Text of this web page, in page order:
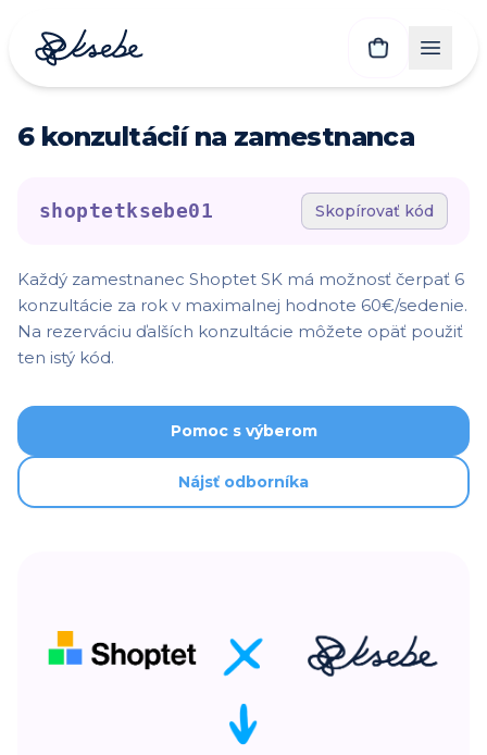
6 konzultácií na zamestnanca
shoptetksebe01 Skopírovať kód
Každý zamestnanec Shoptet SK má možnosť čerpať 6
konzultácie za rok v maximalnej hodnote 60€/sedenie.
Na rezerváciu ďalších konzultácie môžete opäť použiť
ten istý kód.
Pomoc s výberom
Nájsť odborníka